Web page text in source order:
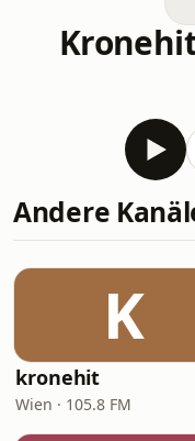
Andere
K
kronehit
Wien · 105.8 FM